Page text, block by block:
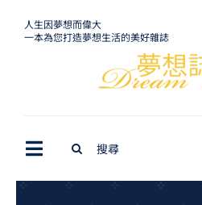
人生因夢想而偉大
一本為您打造夢想生活的美好雜誌
Toggle
Navigation